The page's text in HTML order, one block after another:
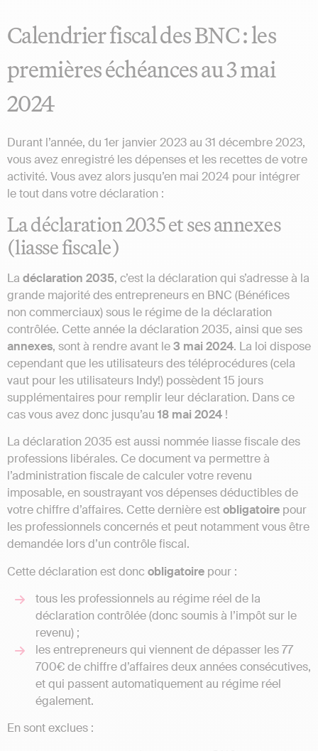
Calendrier fiscal des BNC : les
premières échéances au 3 mai
2024
Durant l’année, du 1er janvier 2023 au 31 décembre 2023,
vous avez enregistré les dépenses et les recettes de votre
activité. Vous avez alors jusqu’en mai 2024 pour intégrer
le tout dans votre déclaration :
La déclaration 2035 et ses annexes
(liasse fiscale)
La déclaration 2035, c’est la déclaration qui s’adresse à la
grande majorité des entrepreneurs en BNC (Bénéfices
non commerciaux) sous le régime de la déclaration
contrôlée. Cette année la déclaration 2035, ainsi que ses
annexes, sont à rendre avant le3 mai 2024. La loi dispose
cependant que les utilisateurs des téléprocédures (cela
vaut pour les utilisateurs Indy!) possèdent 15 jours
supplémentaires pour remplir leur déclaration. Dans ce
cas vous avez donc jusqu’au 18 mai 2024 !
La déclaration 2035 est aussi nommée liasse fiscale des
professions libérales. Ce document va permettre à
l’administration fiscale de calculer votre revenu
imposable, en soustrayant vos dépenses déductibles de
votre chiffre d’affaires. Cette dernière estobligatoire pour
les professionnels concernés et peut notamment vous être
demandée lors d’un contrôle fiscal.
Cette déclaration est donc obligatoire pour :
tous les professionnels au régime réel de la
déclaration contrôlée (donc soumis à l’impôt sur le
revenu) ;
les entrepreneurs qui viennent de dépasser les 77
700€ de chiffre d’affaires deux années consécutives,
et qui passent automatiquement au régime réel
également.
En sont exclues :